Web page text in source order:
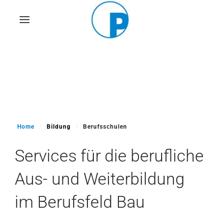
Skip
Home Bildung Berufsschulen
Services für die berufliche
Aus- und Weiterbildung
im Berufsfeld Bau